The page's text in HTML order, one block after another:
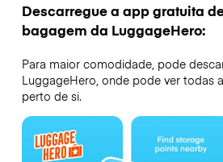
Descarregue a app gratuita
bagagem da LuggageHero:
Para maior comodidade, pode
LuggageHero, onde pode ver todas
perto de si.